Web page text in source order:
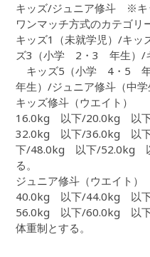
キッズ/ジュニア修斗 ※キ
ワンマッチ方式のカテゴリ
キッズ1（未就学児）/キ
ズ3（小学 2・3 年生）/
キッズ5（小学 4・5
年生）/ジュニア修斗（中学
キッズ修斗（ウエイト）
16.0kg 以下/20.0kg 以
32.0kg 以下/36.0kg 以
下/48.0kg 以下/52.0kg
る。
ジュニア修斗（ウエイト）
40.0kg 以下/44.0kg 以
56.0kg 以下/60.0kg 以
体重制とする。